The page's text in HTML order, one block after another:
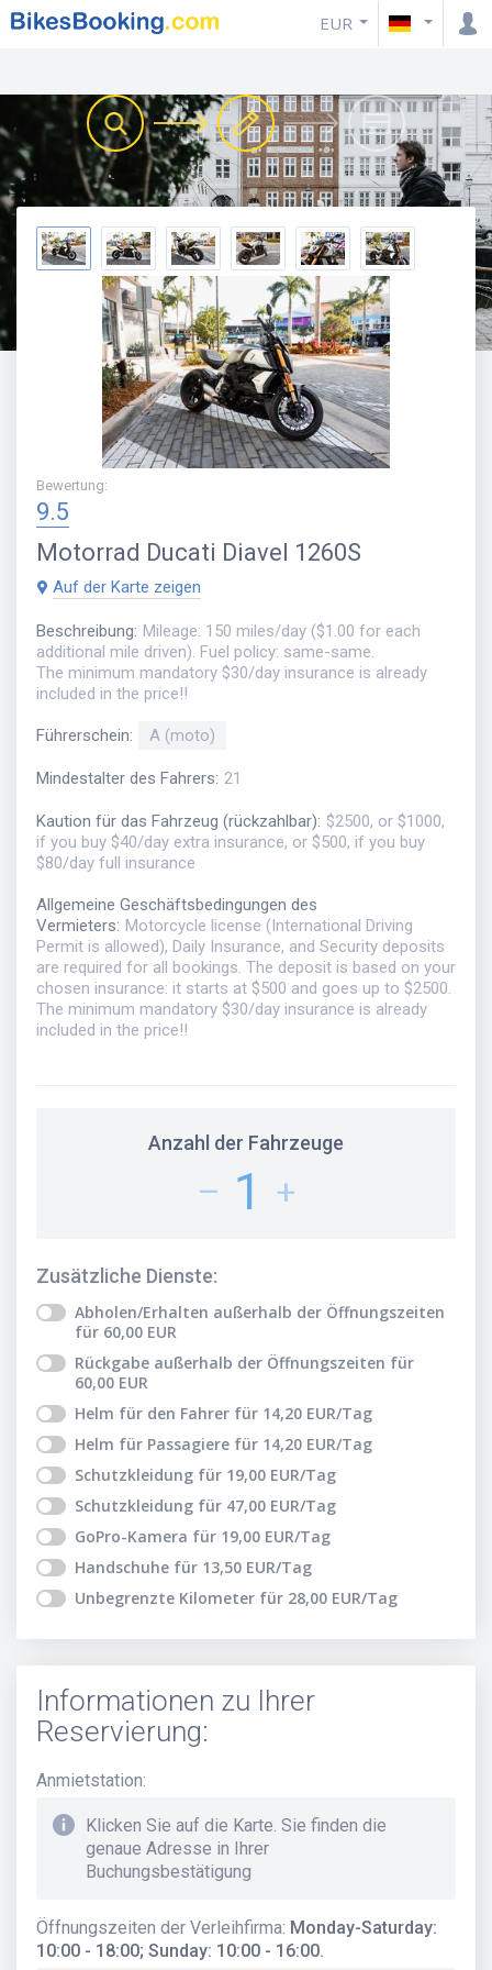
EUR
Bewertung:
9.5
Motorrad Ducati Diavel 1260S
Auf der Karte zeigen
Beschreibung: Mileage: 150 miles/day ($1.00 for each
additional mile driven). Fuel policy: same-same.
The minimum mandatory $30/day insurance is already
included in the price!!
Führerschein: A (moto)
Mindestalter des Fahrers: 21
Kaution für das Fahrzeug (rückzahlbar): $2500, or $1000,
if you buy $40/day extra insurance, or $500, if you buy
$80/day full insurance
Allgemeine Geschäftsbedingungen des
Vermieters: Motorcycle license (International Driving
Permit is allowed), Daily Insurance, and Security deposits
are required for all bookings. The deposit is based on your
chosen insurance: it starts at $500 and goes up to $2500.
The minimum mandatory $30/day insurance is already
included in the price!!
Anzahl der Fahrzeuge
– 1 +
Zusätzliche Dienste:
Abholen/Erhalten außerhalb der Öffnungszeiten
für 60,00 EUR
Rückgabe außerhalb der Öffnungszeiten für
60,00 EUR
Helm für den Fahrer für 14,20 EUR/Tag
Helm für Passagiere für 14,20 EUR/Tag
Schutzkleidung für 19,00 EUR/Tag
Schutzkleidung für 47,00 EUR/Tag
GoPro-Kamera für 19,00 EUR/Tag
Handschuhe für 13,50 EUR/Tag
Unbegrenzte Kilometer für 28,00 EUR/Tag
Informationen zu Ihrer
Reservierung:
Anmietstation:
Klicken Sie auf die Karte. Sie finden die
genaue Adresse in Ihrer
Buchungsbestätigung
Öffnungszeiten der Verleihfirma: Monday-Saturday:
10:00 - 18:00; Sunday: 10:00 - 16:00.